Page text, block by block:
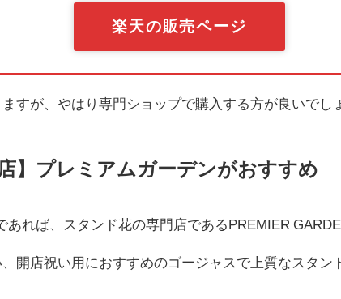
楽天の販売ページ
すが、やはり専門ショップで購入する方が良いでし
】プレミアムガーデンがおすすめ
あれば、スタンド花の専門店であるPREMIER
開店祝い用におすすめのゴージャスで上質なスタン